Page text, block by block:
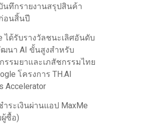
นทึกรายงานสรุปสินค้า
อนสิ้นปี
ได้รับรางวัลชนะเลิศอันดับ
นา AI ขั้นสูงสำหรับ
รรมยาและเภสัชกรรมไทย
โครงการ TH.AI
Accelerator
ระเงินผ่านแอป MaxMe
ซื้อ)